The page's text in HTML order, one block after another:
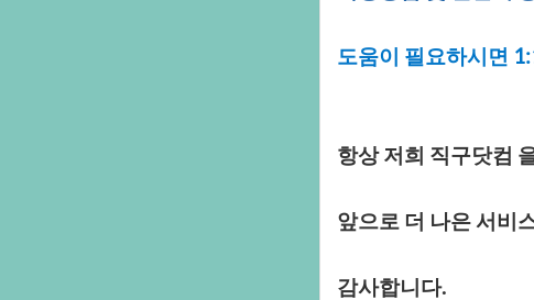
도움이필요하시면
항상저희직구닷컴
앞으로더나은서비
감사합니다.